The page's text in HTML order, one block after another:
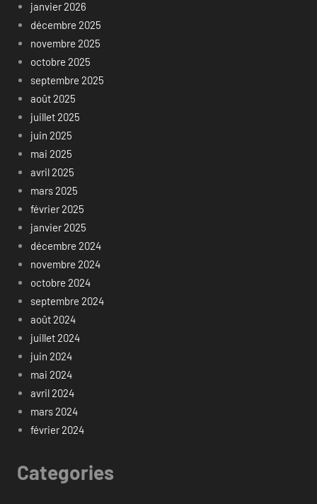
janvier 2026
décembre 2025
novembre 2025
octobre 2025
septembre 2025
août 2025
juillet 2025
juin 2025
mai 2025
avril 2025
mars 2025
février 2025
janvier 2025
décembre 2024
novembre 2024
octobre 2024
septembre 2024
août 2024
juillet 2024
juin 2024
mai 2024
avril 2024
mars 2024
février 2024
Categories